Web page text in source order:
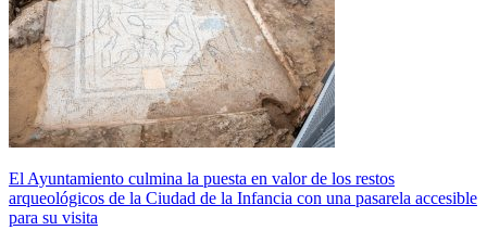
El Ayuntamiento culmina la puesta en valor de los restos
arqueológicos de la Ciudad de la Infancia con una pasarela accesible
para su visita